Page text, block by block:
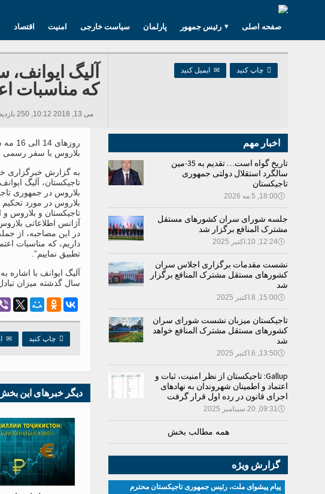
اقتصاد امنیت سیاست خارجی پارلمان رئیس جمهور صفحه اصلی
 چاپ کنید ✉ ایمیل کنید آلیگ
که مناسبات
می 13, 2018 10:12, 250 بازدید ها
بلاروس با سفر رسمی
به گزارش خبرگزاری
تاجیکستان، آلیگ
بلاروس در جمهوری
بلاروس در مورد
تاجیکستان و بلاروس و
آژانس اطلاعاتی
در این مصاحبه، از
داریم، که مناسبات
تطبیق نماییم”.
آلیگ ایوانف با
سال گذشته میزان تبادل مال و کالا میان بلاروس و
 چاپ کنید ✉
دیگر خبرهای این
اخبار مهم
تاریخ گواه است… تقدیم به 35-مین
سالگرد استقلال دولتی جمهوری
تاجیکستان
🕔18:00, 5.مه 2026
جلسه شورای سران کشورهای مستقل
مشترک المنافع برگزار شد
🕔12:24, 10.اکتبر 2025
نشست مقدمات برگزاری اجلاس سران
کشورهای مستقل مشترک المنافع برگزار
شد
🕔15:00, 8.اکتبر 2025
تاجیکستان میزبان نشست شورای سران
کشورهای مستقل مشترک المنافع خواهد
شد
🕔13:50, 6.اکتبر 2025
Gallup: تاجیکستان از نظر امنیت، ثبات و
اعتماد و اطمینان شهروندان به نهادهای
اجرای قانون در رده اول قرار گرفت
🕔09:31, 20.سپتامبر 2025
همه مطالب بخش
گزارش ویژه
پیام پیشوای ملت، رئیس جمهوری تاجیکستان محترم